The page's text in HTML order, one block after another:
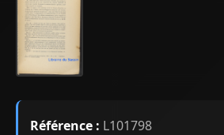
Référence : L101798